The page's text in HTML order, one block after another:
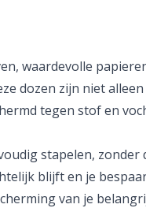
waardevolle
dozen zijn niet
tegen stof en
stapelen,
blijft en je
van je